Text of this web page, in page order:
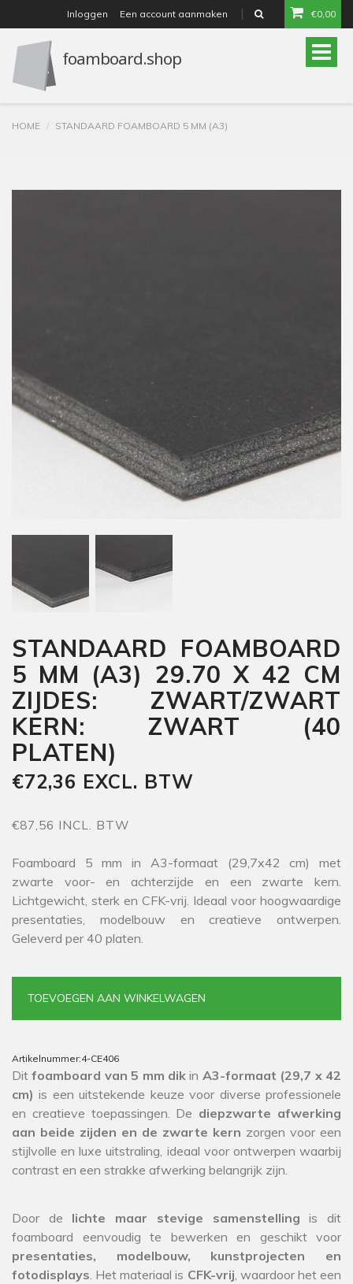
Inloggen Een account aanmaken €0,00
Toggle
HOME STANDAARD FOAMBOARD 5 MM (A3)
STANDAARD FOAMBOARD
5 MM (A3) 29.70 X 42 CM
ZIJDES: ZWART/ZWART
KERN: ZWART (40
PLATEN)
€72,36 EXCL. BTW
€87,56 INCL. BTW
Foamboard 5 mm in A3-formaat (29,7x42 cm) met
zwarte voor- en achterzijde en een zwarte kern.
Lichtgewicht, sterk en CFK-vrij. Ideaal voor hoogwaardige
presentaties, modelbouw en creatieve ontwerpen.
Geleverd per 40 platen.
TOEVOEGEN AAN WINKELWAGEN
Artikelnummer:4-CE406
Ditfoamboard van 5 mm dik in A3-formaat (29,7 x 42
cm) is een uitstekende keuze voor diverse professionele
en creatieve toepassingen. De diepzwarte afwerking
aan beide zijden en de zwarte kern zorgen voor een
stijlvolle en luxe uitstraling, ideaal voor ontwerpen waarbij
contrast en een strakke afwerking belangrijk zijn.
Door de lichte maar stevige samenstelling is dit
foamboard eenvoudig te bewerken en geschikt voor
presentaties, modelbouw, kunstprojecten en
fotodisplays . Het materiaal is CFK-vrij , waardoor het een